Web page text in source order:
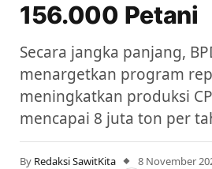
156.000 Petani
Secara jangka panjang,
menargetkan program
meningkatkan produksi
mencapai 8 juta ton per
By Redaksi SawitKita 8 November